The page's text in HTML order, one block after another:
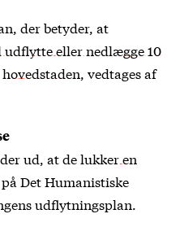
der betyder, at
udflytte eller nedlægge 10
, vedtages af
ud, at delukker en
på Det Humanistiske
udflytningsplan.